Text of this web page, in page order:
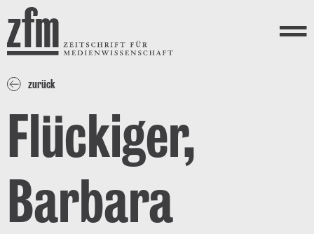
Direkt zum Inhalt
ZEITSCHRIFT FÜR
MEDIENWISSENSCHAFT
Menü
zurück
Flückiger,
Barbara